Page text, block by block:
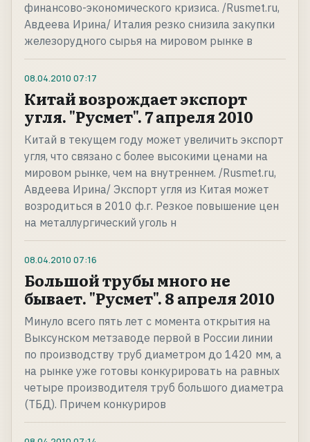
финансово-экономического кризиса. /Rusmet.ru,
Авдеева Ирина/ Италия резко снизила закупки
железорудного сырья на мировом рынке в
08.04.2010 07:17
Китай возрождает экспорт
угля. "Русмет". 7 апреля 2010
Китай в текущем году может увеличить экспорт
угля, что связано с более высокими ценами на
мировом рынке, чем на внутреннем. /Rusmet.ru,
Авдеева Ирина/ Экспорт угля из Китая может
возродиться в 2010 ф.г. Резкое повышение цен
на металлургический уголь н
08.04.2010 07:16
Большой трубы много не
бывает. "Русмет". 8 апреля 2010
Минуло всего пять лет с момента открытия на
Выксунском метзаводе первой в России линии
по производству труб диаметром до 1420 мм, а
на рынке уже готовы конкурировать на равных
четыре производителя труб большого диаметра
(ТБД). Причем конкуриров